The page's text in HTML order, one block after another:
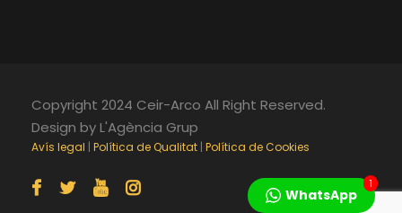
Copyright 2024 Ceir-Arco All Right Reserved.
Design by L'Agència Grup
Avís legal Política de Qualitat Política de Cookies
WhatsApp
1